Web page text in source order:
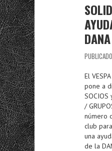
DANA
El
pone a
SOCIOS
/
número
club
una
de la